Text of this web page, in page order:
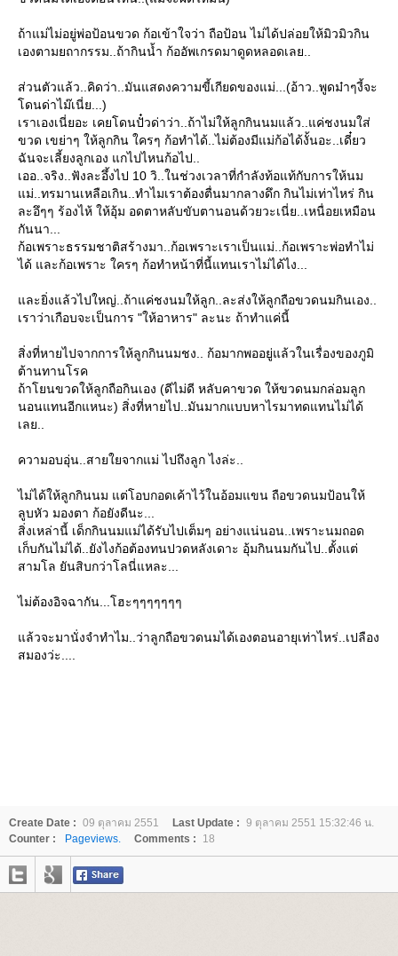
ถ้าแม่ไม่อยู่พ่อป้อนขวด ก้อเข้าใจว่า ถือป้อน ไม่ได้ปล่อยให้มิวมิวกิน
เองตามยถากรรม..ถ้ากินน้ำ ก้ออัพเกรดมาดูดหลอดเลย..
ส่วนตัวแล้ว..คิดว่า..มันแสดงความขี้เกียดของแม่...(อ้าว..พูดม๋าๆงี้จะ
ดนด่าไม๊เนี่ย...)
เราเองเนี่ยอะ เคยโดนปั๋วด่าว่า..ถ้าไม่ให้ลูกกินนมแล้ว..แค่ชงนมใส่
ขวด เขย่าๆ ให้ลูกกิน ใครๆ ก้อทำได้..ไม่ต้องมีแม่ก้อได้งั้นอะ..เดี๋ยว
ฉันจะเลี้ยงลูกเอง แกไปไหนก้อไป..
เออ..จริง..ฟังละอึ้งไป 10 วิ..ในช่วงเวลาที่กำลังท้อแท้กับการให้นม
ม่..ทรมานเหลือเกิน..ทำไมเราต้องตื่นมากลางดึก กินไม่เท่าไหร่ กิน
ละอึๆๆ ร้องไห้ ให้อุ้ม อดตาหลับขับตานอนด้วยวะเนี่ย..เหนื่อยเหมือน
กันนา...
ก้อเพราะธรรมชาติสร้างมา..ก้อเพราะเราเป็นแม่..ก้อเพราะพ่อทำไม่
ได้ และก้อเพราะ ใครๆ ก้อทำหน้าที่นี้แทนเราไม่ได้ไง...
ละยิ่งแล้วไปใหญ่..ถ้าแค่ชงนมให้ลูก..ละส่งให้ลูกถือขวดนมกินเอง..
เราว่าเกือบจะเป็นการ "ให้อาหาร" ละนะ ถ้าทำแค่นี้
สิ่งที่หายไปจากการให้ลูกกินนมชง.. ก้อมากพออยู่แล้วในเรื่องของภูมิ
ต้านทานโรค
ถ้าโยนขวดให้ลูกถือกินเอง (ดีไม่ดี หลับคาขวด ให้ขวดนมกล่อมลูก
นอนแทนอีกแหนะ) สิ่งที่หายไป..มันมากแบบหาไรมาทดแทนไม่ได้
เลย..
ความอบอุ่น..สายใยจากแม่ ไปถึงลูก ไงล่ะ..
ไม่ได้ให้ลูกกินนม แต่โอบกอดเค้าไว้ในอ้อมแขน ถือขวดนมป้อนให้
ลูบหัว มองตา ก้อยังดีนะ...
สิ่งเหล่านี้ เด็กกินนมแม่ได้รับไปเต็มๆ อย่างแน่นอน..เพราะนมถอด
เก็บกันไม่ได้..ยังไงก้อต้องทนปวดหลังเดาะ อุ้มกินนมกันไป..ตั้งแต่
สามโล ยันสิบกว่าโลนี่แหละ...
ไม่ต้องอิจฉากัน...โฮะๆๆๆๆๆๆๆ
ล้วจะมานั่งจำทำไม..ว่าลูกถือขวดนมได้เองตอนอายุเท่าไหร่..เปลือง
สมองว่ะ....
Create Date : 09 ตุลาคม 2551 Last Update : 9 ตุลาคม 2551 15:32:46 น.
Counter :
Pageviews. Comments : 18